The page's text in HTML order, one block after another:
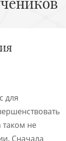
для
не
Сначала